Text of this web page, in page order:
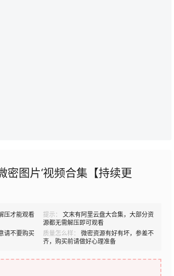
图片‘视频合集【持续更
压才能观看 提示：
文末有阿里云盘大合集，大部分资
源都无需解压即可观看
请不要购买 质量怎么样：
微密资源有好有坏，参差不
齐，购买前请做好心理准备